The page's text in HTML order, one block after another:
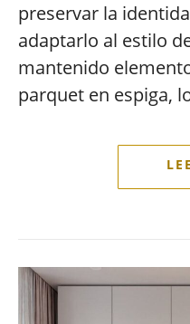
preservar la
adaptarlo al estilo
mantenido
parquet en espiga,